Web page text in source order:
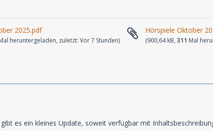
2025.pdf
heruntergeladen, zuletzt: Vor 7 Stunden)
Hörspiele Oktober
(900,64 kB, 311 Mal
es ein kleines Update, soweit verfügbar mit